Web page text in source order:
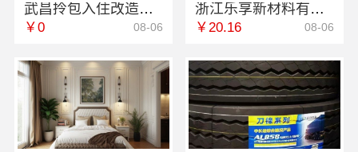
武昌拎包入住改造，同城快装（湖北）科技智能省心
￥0 08-06
浙江乐享新材料有限公司：便宜住宅装修新房整体布置施工案例
￥20.16 08-06